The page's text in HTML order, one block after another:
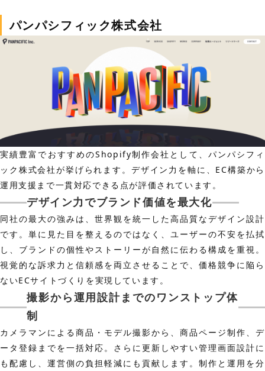
パンパシフィック株式会社
実績豊富でおすすめのShopify制作会社として、パンパシフィ
ック株式会社が挙げられます。デザイン力を軸に、EC構築から
運用支援まで一貫対応できる点が評価されています。
デザイン力でブランド価値を最大化
同社の最大の強みは、世界観を統一した高品質なデザイン設計
です。単に見た目を整えるのではなく、ユーザーの不安を払拭
し、ブランドの個性やストーリーが自然に伝わる構成を重視。
視覚的な訴求力と信頼感を両立させることで、価格競争に陥ら
ないECサイトづくりを実現しています。
撮影から運用設計までのワンストップ体
制
カメラマンによる商品・モデル撮影から、商品ページ制作、デ
ータ登録までを一括対応。さらに更新しやすい管理画面設計に
も配慮し、運営側の負担軽減にも貢献します。制作と運用を分